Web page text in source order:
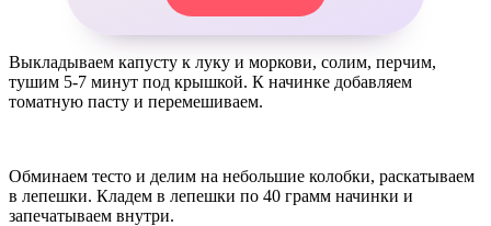
Выкладываем капусту к луку и моркови, солим, перчим,
тушим 5-7 минут под крышкой. К начинке добавляем
томатную пасту и перемешиваем.
Обминаем тесто и делим на небольшие колобки, раскатываем
в лепешки. Кладем в лепешки по 40 грамм начинки и
запечатываем внутри.